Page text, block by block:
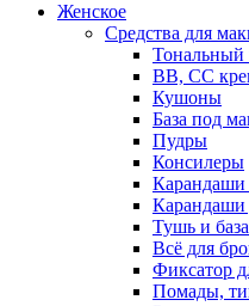
Женское
Средства для
Тональный
BB, CC
Кушоны
База под
Пудры
Консилеры
Карандаши
Карандаши
Тушь и
Всё для
Фиксатор
Помады,